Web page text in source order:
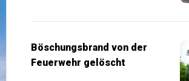
Böschungsbrand von der
Feuerwehr gelöscht